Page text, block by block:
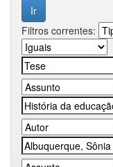
Filtros correntes: